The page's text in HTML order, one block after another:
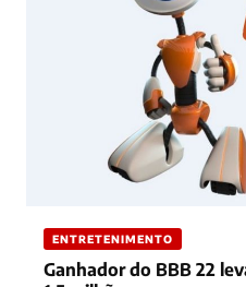
ENTRETENIMENTO
Ganhador do BBB 22